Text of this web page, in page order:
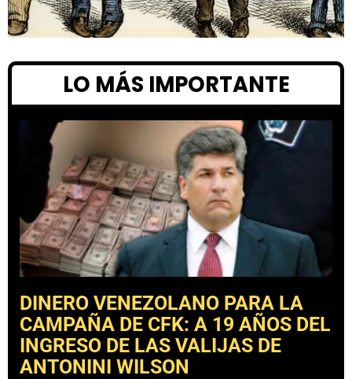
LO MÁS IMPORTANTE
DINERO VENEZOLANO PARA LA
CAMPAÑA DE CFK: A 19 AÑOS DEL
INGRESO DE LAS VALIJAS DE
ANTONINI WILSON